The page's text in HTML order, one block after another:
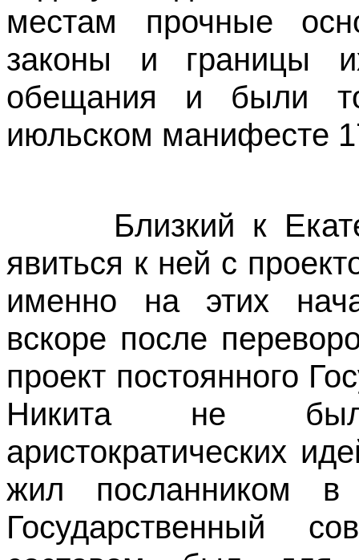
местам прочные
законы и границы
обещания и были
июльском манифесте
Близкий к
явиться к ней с
именно на этих
вскоре после
проект постоянного
Никита не
аристократических
жил посланником в
Государственный